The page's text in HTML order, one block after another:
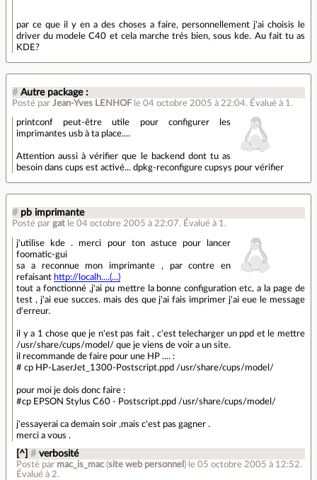
par ce que il y en a des choses a faire, personnellement j'ai choisis le
driver du modele C40 et cela marche trés bien, sous kde. Au fait tu as
KDE?
# Autre package :
Posté par Jean-Yves LENHOF le 04 octobre 2005 à 22:04. Évalué à 1 .
printconf peut-être utile pour configurer les
imprimantes usb à ta place....
Attention aussi à vérifier que le backend dont tu as
besoin dans cups est activé... dpkg-reconfigure cupsys pour vérifier
# pb imprimante
Posté par gat le 04 octobre 2005 à 22:07. Évalué à 1.
j'utilise kde . merci pour ton astuce pour lancer
foomatic-gui
sa a reconnue mon imprimante , par contre en
refaisant http://localh....(...)
tout a fonctionné ,j'ai pu mettre la bonne configuration etc, a la page de
test , j'ai eue succes. mais des que j'ai fais imprimer j'ai eue le message
d'erreur.
il y a 1 chose que je n'est pas fait , c'est telecharger un ppd et le mettre
/usr/share/cups/model/ que je viens de voir a un site.
il recommande de faire pour une HP .... :
# cp HP-LaserJet_1300-Postscript.ppd /usr/share/cups/model/
pour moi je dois donc faire :
#cp EPSON Stylus C60 - Postscript.ppd /usr/share/cups/model/
j'essayerai ca demain soir ,mais c'est pas gagner .
merci a vous .
[^] # verbosité
Posté par mac_is_mac(site web personnel ) le 05 octobre 2005 à 12:52.
Évalué à 2.